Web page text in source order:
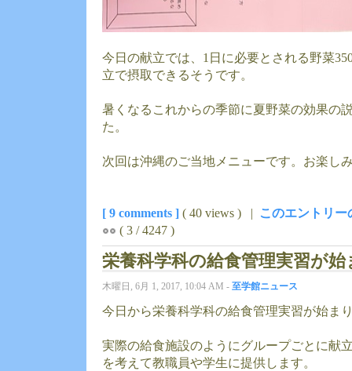
今日の献立では、1日に必要とされる野菜
立で摂取できるそうです。
暑くなるこれからの季節に夏野菜の効果の
た。
次回は沖縄のご当地メニューです。お楽し
[ 9 comments ] ( 40 views ) | このエントリ
( 3 / 4247 )
栄養科学科の給食管理実習が
木曜日, 6月 1, 2017, 10:04 AM - 至学館ニュース
今日から栄養科学科の給食管理実習が始ま
実際の給食施設のようにグループごとに献
を考えて教職員や学生に提供します。